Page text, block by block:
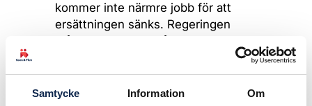
Samtycke Information Om
kommer inte närmre jobb för att
ersättningen sänks. Regeringen
matchning så att vi säkrar tillgången
på rätt kompetens och ger den som
är arbetslös rimliga förutsättningar